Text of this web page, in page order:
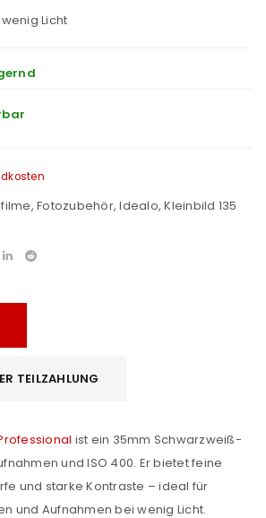
Licht
, Fotozubehör,Idealo,Kleinbild 135
TEILZAHLUNG
ist ein 35mm Schwarzweiß-
und ISO 400. Er bietet feine
und starke Kontraste – ideal für
und Aufnahmen bei wenig Licht.